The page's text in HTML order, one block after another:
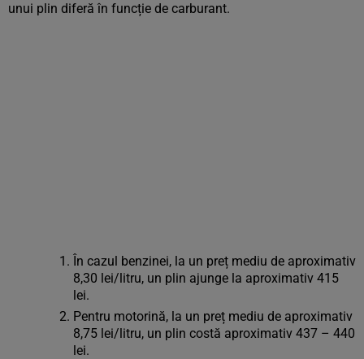
unui plin diferă în funcție de carburant.
În cazul benzinei, la un preț mediu de aproximativ
8,30 lei/litru, un plin ajunge la aproximativ 415
lei.
Pentru motorină, la un preț mediu de aproximativ
8,75 lei/litru, un plin costă aproximativ 437 – 440
lei.